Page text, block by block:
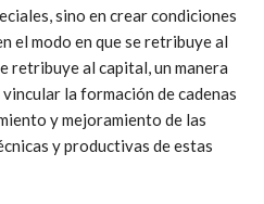
sino en crear condiciones
el modo en que se retribuye al
retribuye al capital, un manera
la formación de cadenas
y mejoramiento de las
y productivas de estas